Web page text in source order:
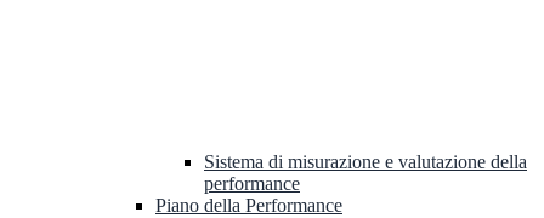
Sistema di misurazione e valutazione della
performance
Piano della Performance